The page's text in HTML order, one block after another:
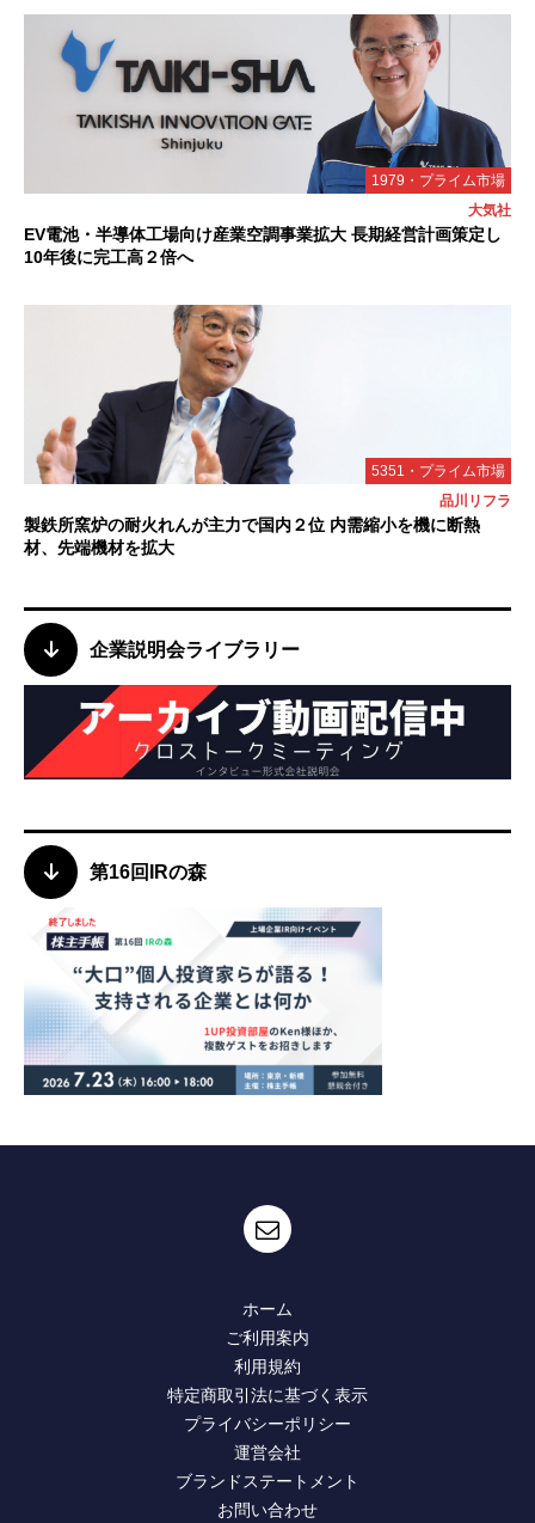
1979・プライム市場
大気社
EV電池・半導体工場向け産業空調事業拡大 長期経営計画策定し
10年後に完工高２倍へ
5351・プライム市場
品川リフラ
製鉄所窯炉の耐火れんが主力で国内２位 内需縮小を機に断熱
材、先端機材を拡大
企業説明会ライブラリー
第16回IRの森
ホーム
ご利用案内
利用規約
特定商取引法に基づく表示
プライバシーポリシー
運営会社
ブランドステートメント
お問い合わせ